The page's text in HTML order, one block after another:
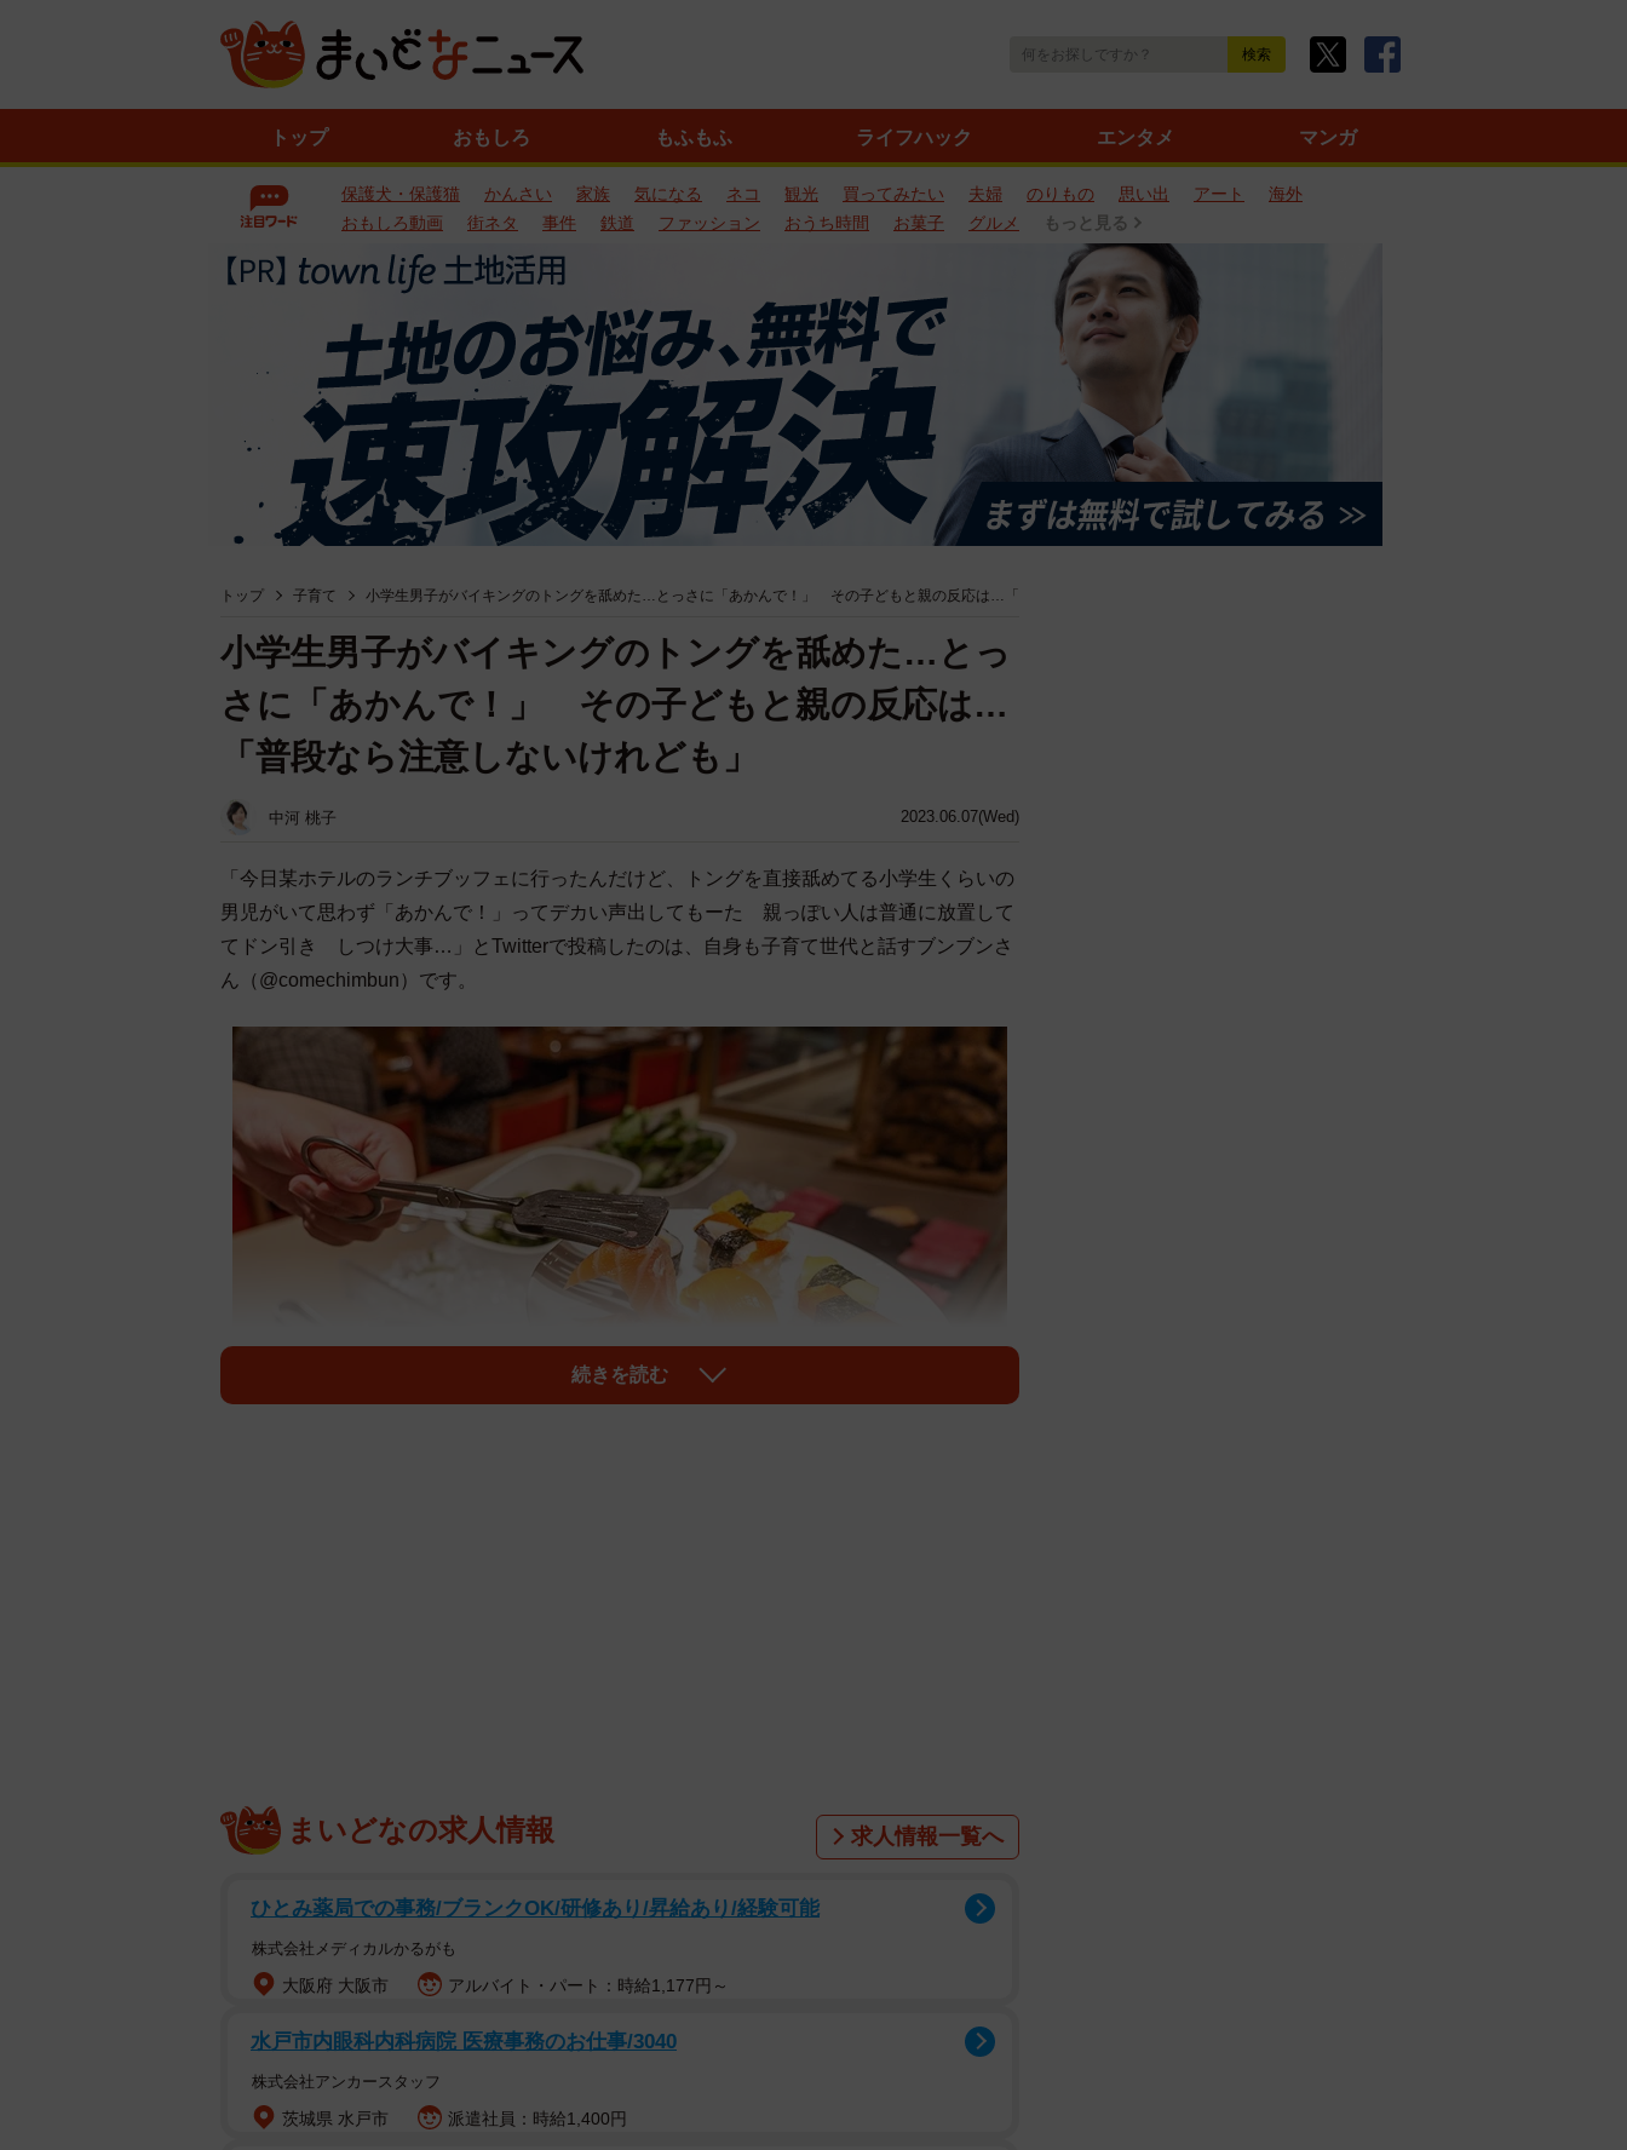
トップ おもしろ もふもふ ライフハック エンタメ マンガ
保護犬・保護猫 かんさい 家族 気になる ネコ 観光 買ってみたい 夫婦 のりもの 思い出 アート
海外
おもしろ動画
街ネタ 事件 鉄道 ファッション おうち時間 お菓子 グルメ もっと見る
トップ 子育て 小学生男子がバイキングのトングを舐めた…とっさに「あかんで！」 その子どもと親の反応は…「
2023.06.07(Wed)
小学生男子がバイキングのトングを舐めた…とっ
さに「あかんで！」 その子どもと親の反応は…
「普段なら注意しないけれども」
中河 桃子
「今日某ホテルのランチブッフェに行ったんだけど、トングを直接舐めてる小学生くらいの
男児がいて思わず「あかんで！」ってデカい声出してもーた 親っぽい人は普通に放置して
てドン引き しつけ大事…」とTwitterで投稿したのは、自身も子育て世代と話すブンブンさ
ん（@comechimbun）です。
るブンブンさんに、詳しく話を聞きました。
――当時の状況は？
「会場の規模は大きくはなく100席以下だと思います。大人料金が3千円弱のお店なのでどち
ともあり、家族連れが多い印象でした。我が家も子ども二人連れての利用でした」
――「あかんで！」と声をかけた時の男の子の反応は？
続きを読む
まいどなの求人情報 求人情報一覧へ
ひとみ薬局での事務/ブランクOK/研修あり/昇給あり/経験可能
株式会社メディカルかるがも
大阪府 大阪市 アルバイト・パート：時給1,177円～
水戸市内眼科内科病院 医療事務のお仕事/3040
株式会社アンカースタッフ
茨城県 水戸市 派遣社員：時給1,400円